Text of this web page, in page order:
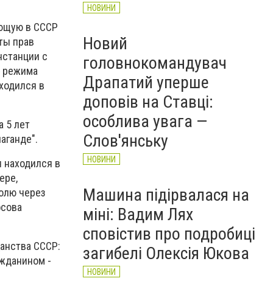
в СССР
прав
с
режима
в
5 лет
находился в
через
СССР:
-
НОВИНИ
Новий
головнокомандувач
Драпатий уперше
доповів на Ставці:
особлива увага —
Слов'янську
НОВИНИ
Машина підірвалася на
міні: Вадим Лях
сповістив про подробиці
загибелі Олексія Юкова
НОВИНИ